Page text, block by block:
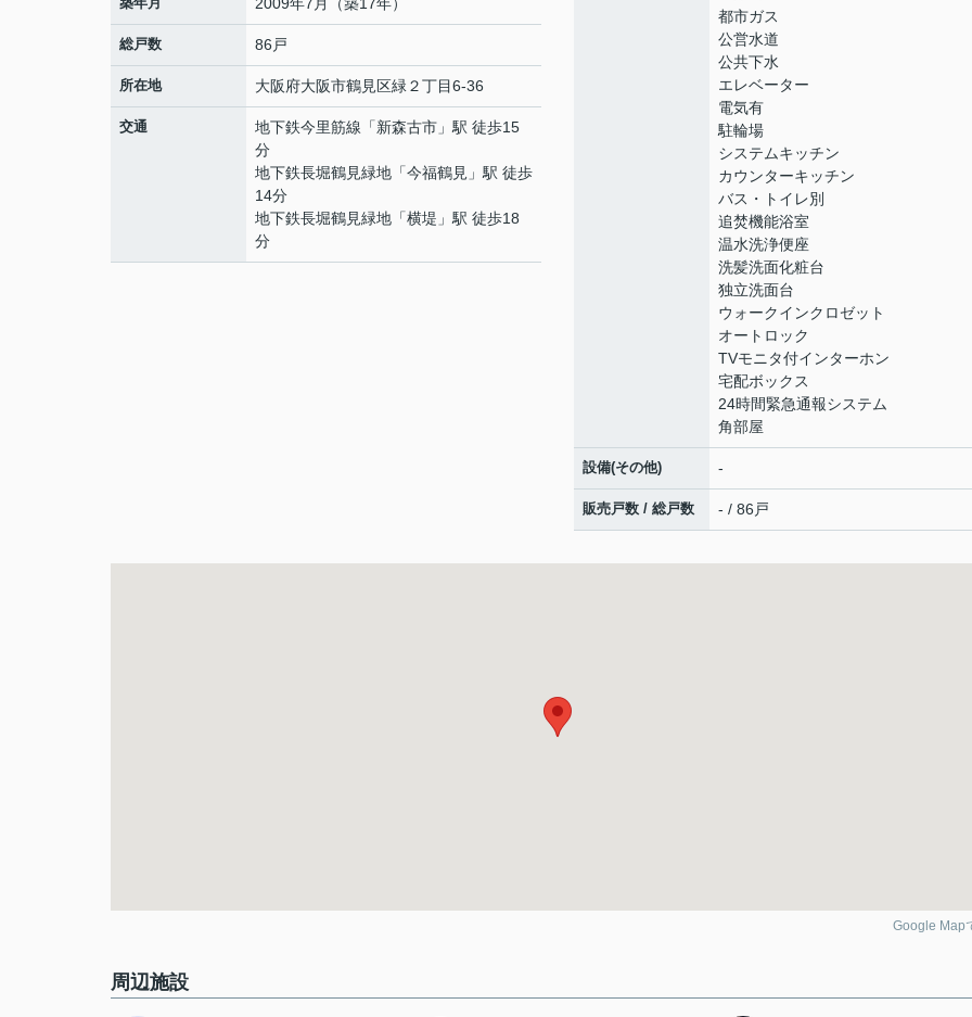
総戸数 86戸
所在地 大阪府大阪市鶴見区緑 ２丁目6-36
交通 地下鉄今里筋線 「新森古市 」駅 徒歩15
分
地下鉄長堀鶴見緑地 「今福鶴見 」駅 徒歩
14分
地下鉄長堀鶴見緑地 「横堤 」駅 徒歩18
分
都市ガス
公営水道
公共下水
エレベーター
電気有
駐輪場
システムキッチン
カウンターキッチン
バス・トイレ別
追焚機能浴室
温水洗浄便座
洗髪洗面化粧台
独立洗面台
ウォークインクロゼット
オートロック
TVモニタ付インターホン
宅配ボックス
24時間緊急通報システム
角部屋
設備(その他) -
販売戸数 / 総戸数 - / 86戸
Google Map
周辺施設